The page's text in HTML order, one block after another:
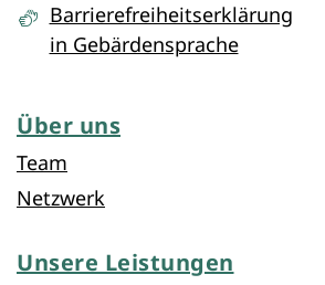
Barrierefreiheitserklärung
in Gebärdensprache
Über uns
Team
Netzwerk
Unsere Leistungen